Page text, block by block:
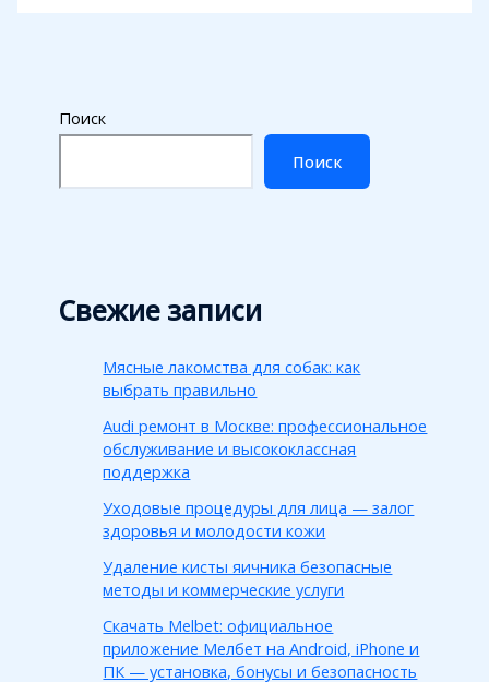
Поиск
Поиск
Свежие записи
Мясные лакомства для собак: как
выбрать правильно
Audi ремонт в Москве: профессиональное
обслуживание и высококлассная
поддержка
Уходовые процедуры для лица — залог
здоровья и молодости кожи
Удаление кисты яичника безопасные
методы и коммерческие услуги
Скачать Melbet: официальное
приложение Мелбет на Android, iPhone и
ПК — установка, бонусы и безопасность